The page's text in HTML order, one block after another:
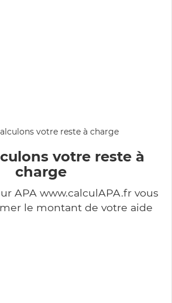
votre reste à
charge
APA www.calculAPA.fr vous
le montant de votre aide